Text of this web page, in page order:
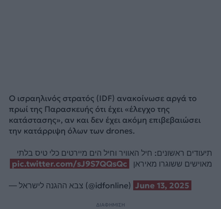
Ο ισραηλινός στρατός (IDF) ανακοίνωσε αργά το
πρωί της Παρασκευής ότι έχει «έλεγχο της
κατάστασης», αν και δεν έχει ακόμη επιβεβαιώσει
την κατάρριψη όλων των drones.
תיעודים ראשונים: חיל האוויר וחיל הים מיירטים כלי טיס בלתי
מאוישים ששוגרו מאיראן
pic.twitter.com/sJ9S7QQsQc
— צבא ההגנה לישראל (@idfonline) June 13, 2025
ΔΙΑΦΗΜΙΣΗ